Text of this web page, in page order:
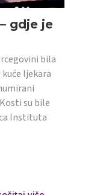
gdje je
bila
ljekara
su bile
Instituta